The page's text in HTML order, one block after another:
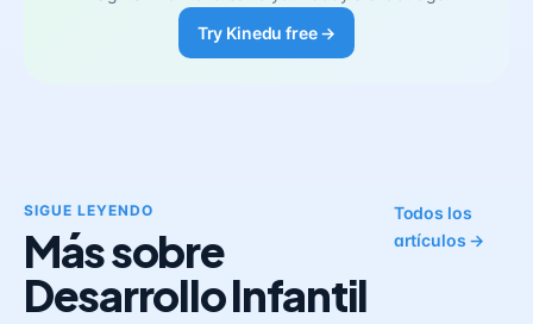
Try Kinedu free →
SIGUE LEYENDO
Más sobre
Desarrollo Infantil
Todos los
artículos →